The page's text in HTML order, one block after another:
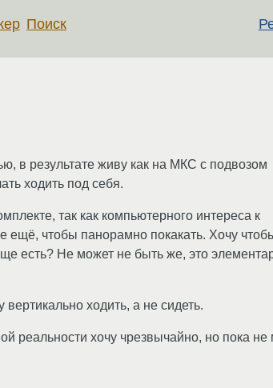
Поиск
в результате живу как на МКС с подвозом
ходить под себя.
так как компьютерного интереса к
ещё, чтобы панорамно покакать. Хочу
есть? Не может не быть же, это
ходить, а не сидеть.
реальности хочу чрезвычайно, но пока не